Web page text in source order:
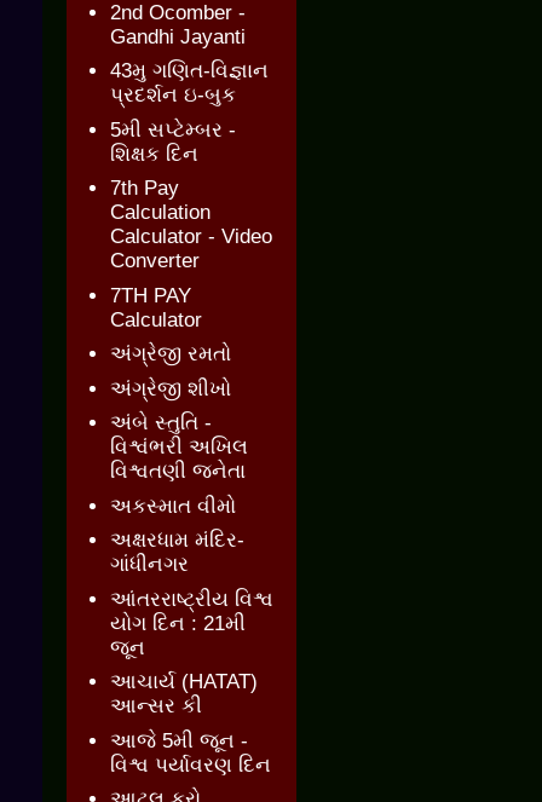
2nd Ocomber -
Gandhi Jayanti
43મુ ગણિત-વિજ્ઞાન
પ્રદર્શન ઇ-બુક
5મી સપ્ટેમ્બર -
શિક્ષક દિન
7th Pay
Calculation
Calculator - Video
Converter
7TH PAY
Calculator
અંગ્રેજી રમતો
અંગ્રેજી શીખો
અંબે સ્તુતિ -
વિશ્વંભરી અખિલ
વિશ્વતણી જનેતા
અકસ્માત વીમો
અક્ષરધામ મંદિર-
ગાંધીનગર
આંતરરાષ્ટ્રીય વિશ્વ
યોગ દિન : 21મી
જૂન
આચાર્ય (HATAT)
આન્સર કી
આજે 5મી જૂન -
વિશ્વ પર્યાવરણ દિન